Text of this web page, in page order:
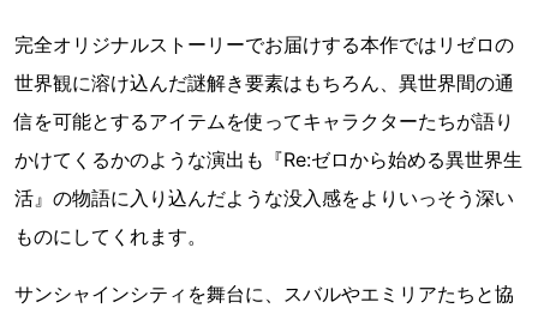
完全オリジナルストーリーでお届けする本作ではリゼロの
世界観に溶け込んだ謎解き要素はもちろん、異世界間の通
信を可能とするアイテムを使ってキャラクターたちが語り
かけてくるかのような演出も『Re:ゼロから始める異世界生
活』の物語に入り込んだような没入感をよりいっそう深い
ものにしてくれます。
サンシャインシティを舞台に、スバルやエミリアたちと協